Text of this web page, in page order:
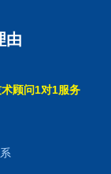
由
顾问1对1服务